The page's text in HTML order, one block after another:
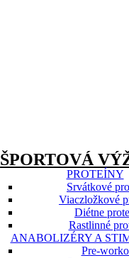
ŠPORTOVÁ
PROTEÍNY
Srvátkové
Viaczložkové
Diétne
Rastlinné
ANABOLIZÉRY A
Pre-